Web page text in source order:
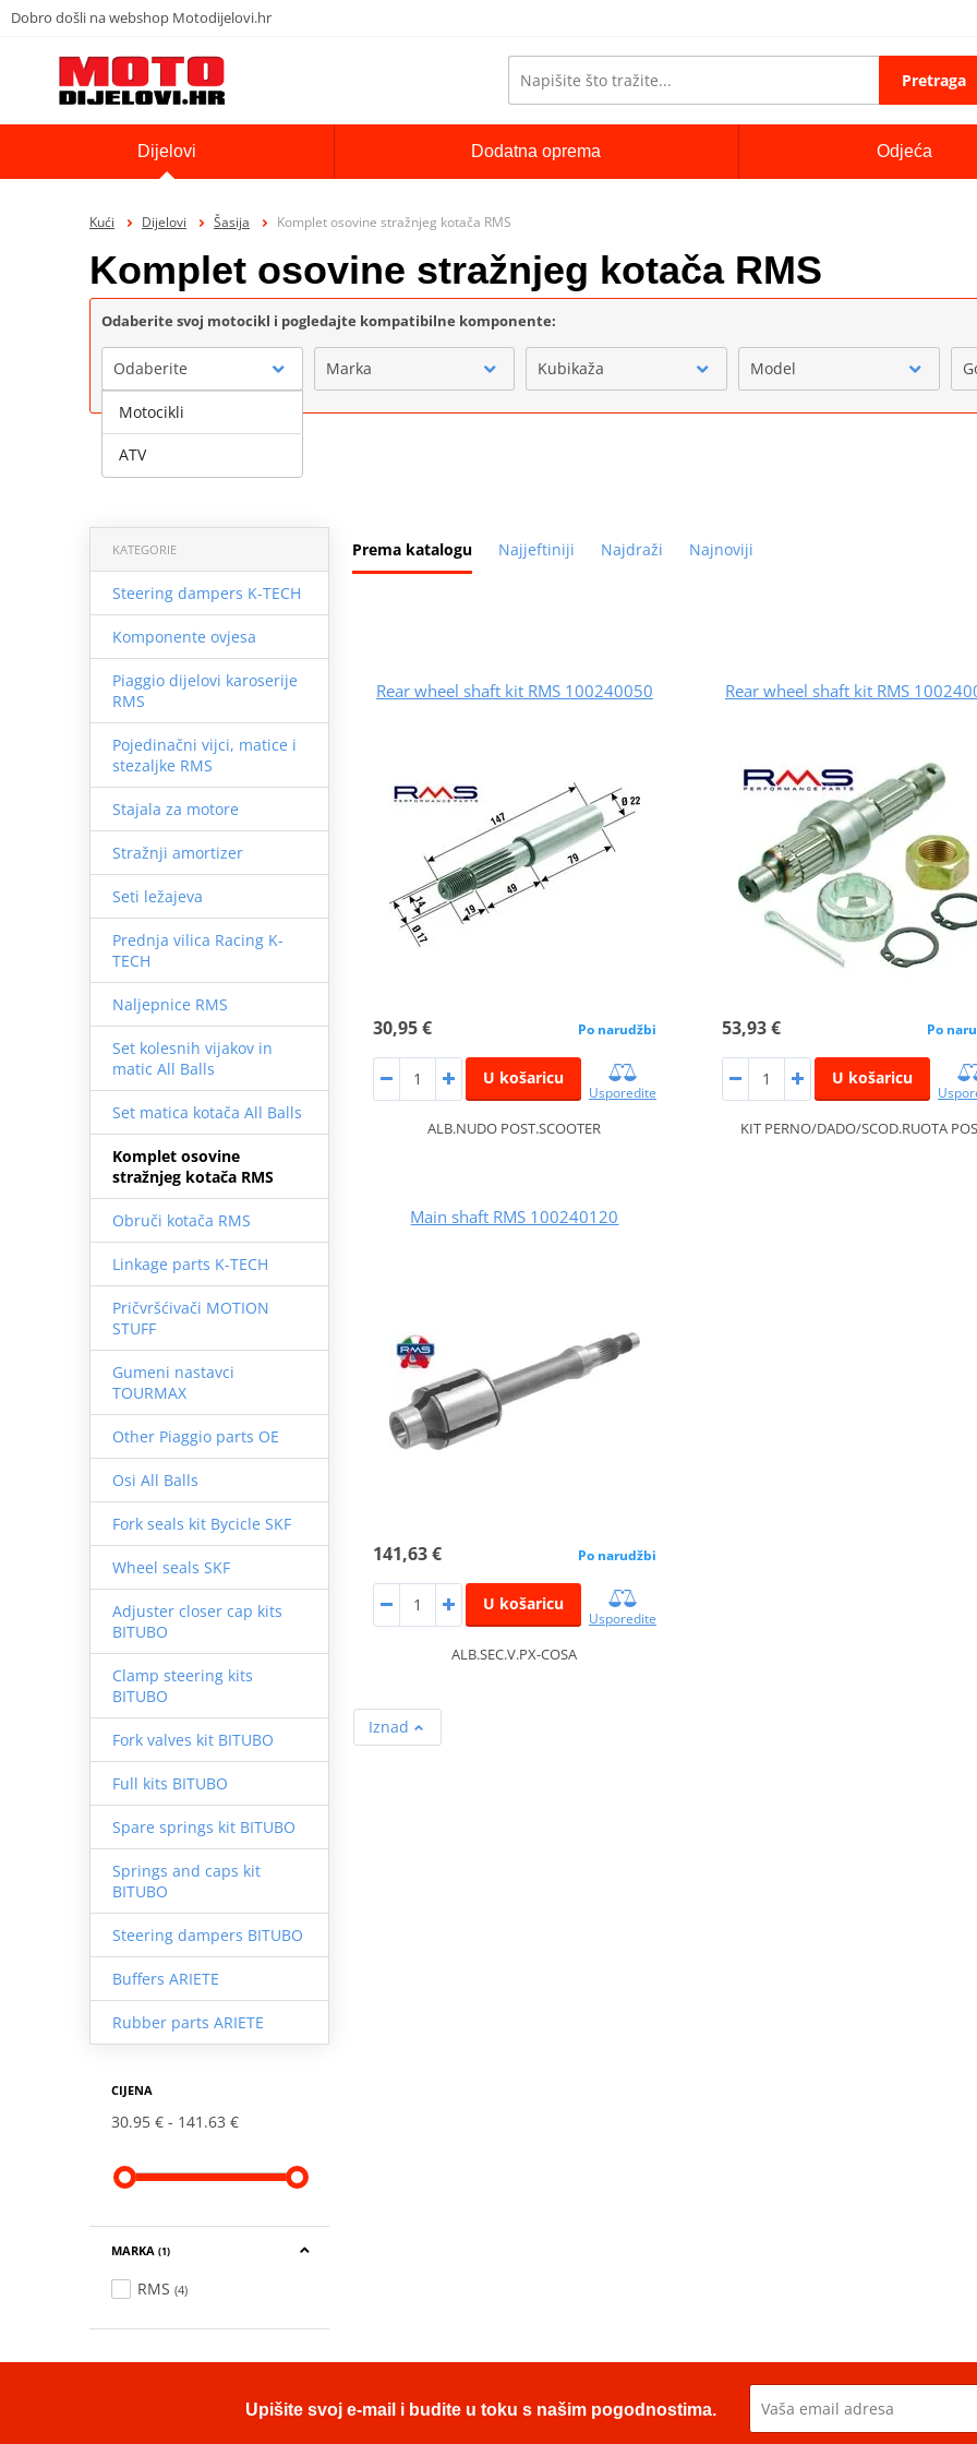
Dobro došli na webshop Motodijelovi.hr
Pretraga
Dijelovi Dodatna oprema Odjeća
Kući Dijelovi Šasija Komplet osovine stražnjeg kotača RMS
Komplet osovine stražnjeg kotača RMS
Odaberite svoj motocikl i pogledajte kompatibilne komponente:
Odaberite Marka Kubikaža Model
Prema katalogu Najjeftiniji Najdraži Najnoviji
KATEGORIE
Steering dampers K-TECH
Komponente ovjesa
Piaggio dijelovi karoserije
RMS
Pojedinačni vijci, matice i
stezaljke RMS
Stajala za motore
Stražnji amortizer
Seti ležajeva
Prednja vilica Racing K-
TECH
Naljepnice RMS
Set kolesnih vijakov in
matic All Balls
Set matica kotača All Balls
Komplet osovine
stražnjeg kotača RMS
Obruči kotača RMS
Linkage parts K-TECH
Pričvršćivači MOTION
STUFF
Gumeni nastavci
TOURMAX
Other Piaggio parts OE
Osi All Balls
Fork seals kit Bycicle SKF
Wheel seals SKF
Adjuster closer cap kits
BITUBO
Clamp steering kits
BITUBO
Fork valves kit BITUBO
Full kits BITUBO
Spare springs kit BITUBO
Springs and caps kit
BITUBO
Steering dampers BITUBO
Buffers ARIETE
Rubber parts ARIETE
CIJENA
30.95 € 141.63 €
MARKA (1)
RMS (4)
Rear wheel shaft kit RMS 100240050
30,95 € Po narudžbi
U košaricu
Usporedite
ALB.NUDO POST.SCOOTER
Rear wheel shaft kit RMS
53,93 € Po
U košaricu
KIT PERNO/DADO/SCOD.RUOTA
Main shaft RMS 100240120
141,63 € Po narudžbi
U košaricu
Usporedite
ALB.SEC.V.PX-COSA
Iznad
Upišite svoj e-mail i budite u toku s našim pogodnostima.
Motocikli
ATV